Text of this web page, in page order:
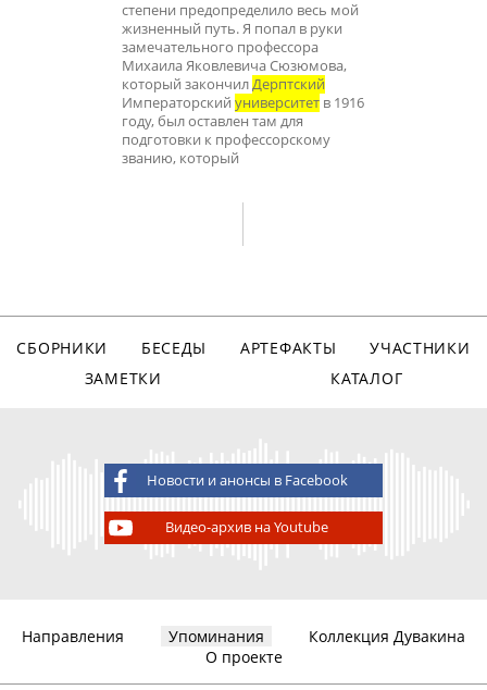
степени предопределило весь мой
жизненный путь. Я попал в руки
замечательного профессора
Михаила Яковлевича Сюзюмова,
который закончилДерптский
Императорский университет в 1916
году, был оставлен там для
подготовки к профессорскому
званию, который
СБОРНИКИ БЕСЕДЫ АРТЕФАКТЫ
УЧАСТНИКИ
ЗАМЕТКИ
КАТАЛОГ
Новости и анонсы в Facebook
Видео-архив на Youtube
Направления Упоминания
Коллекция Дувакина
О проекте